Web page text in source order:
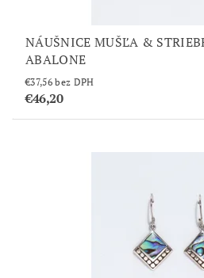
NÁUŠNICE MUŠĽA &
ABALONE
€37,56 bez DPH
€46,20